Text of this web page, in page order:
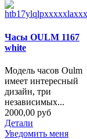
Часы OULM 1167
white
Модель часов Oulm
имеет интересный
дизайн, три
независимых...
2000,00 руб
Детали
Уведомить меня